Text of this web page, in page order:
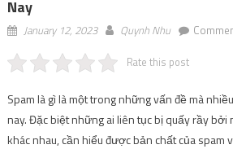
Nay
January 12, 2023 Quynh Nhu
Rate this post
Spam là gì là một trong những vấn đề mà
nay. Đặc biệt những ai liên tục bị quấy rầy
khác nhau, cần hiểu được bản chất của